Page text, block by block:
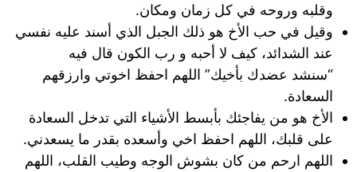
وقلبه وروحه في كل زمان ومكان.
وقيل في حب الأخ هو ذلك الجبل الذي أسند عليه نفسي
عند الشدائد، كيف لا أحبه و رب الكون قال فيه
“سنشد عضدك بأخيك” اللهم احفظ اخوتي وارزقهم
السعادة.
الأخ هو من يفاجئك بأبسط الأشياء التي تدخل السعادة
على قلبك، اللهم احفظ اخي وأسعده بقدر ما يسعدني.
اللهم ارحم من كان بشوش الوجه وطيب القلب، اللهم